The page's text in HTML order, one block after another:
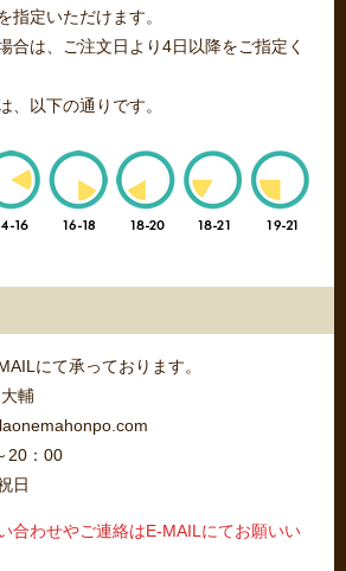
指定いただけます。
合は、ご注文日より4日以降をご指定く
以下の通りです。
にて承っております。
輔
20：00
日
合わせやご連絡はE-MAILにてお願いい